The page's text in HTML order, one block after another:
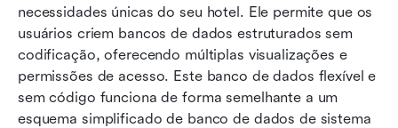
necessidades únicas do seu hotel. Ele permite que os
usuários criem bancos de dados estruturados sem
codificação, oferecendo múltiplas visualizações e
permissões de acesso. Este banco de dados flexível e
sem código funciona de forma semelhante a um
esquema simplificado de banco de dados de sistema